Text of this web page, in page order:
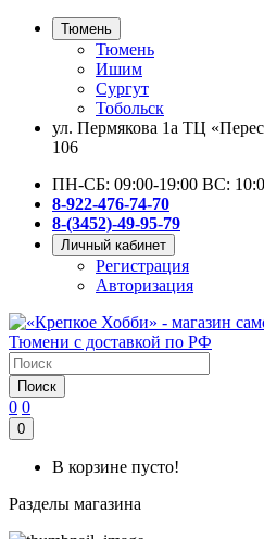
Тюмень
Тюмень
Ишим
Сургут
Тобольск
ул. Пермякова 1а ТЦ
106
ПН-СБ: 09:00-19:00 ВС:
8-922-476-74-70
8-(3452)-49-95-79
Личный кабинет
Регистрация
Авторизация
Поиск
0 0
0
В корзине пусто!
Разделы магазина